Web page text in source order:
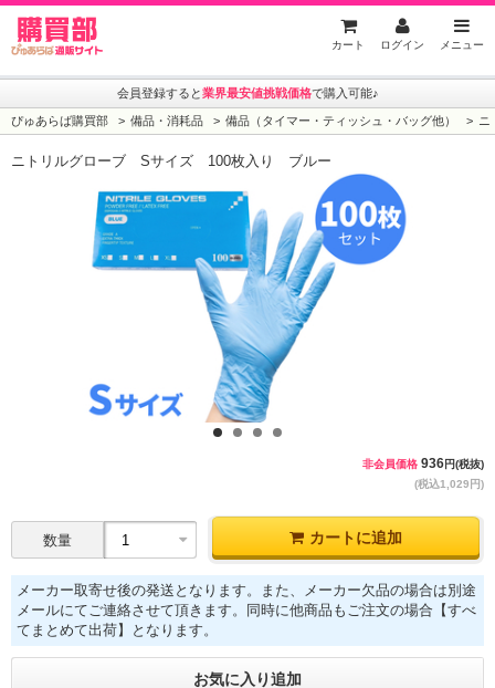
カート ログイン メニュー
会員登録すると業界最安値挑戦価格で購入可能♪
ぴゅあらば購買部 備品・消耗品 備品（タイマー・ティッシュ・バッグ他）
ニトリルグローブ Sサイズ 100枚入り ブルー
非会員価格 936円(税抜)
(税込1,029円)
数量 カートに追加
メーカー取寄せ後の発送となります。また、メーカー欠品の場合は別途
メールにてご連絡させて頂きます。同時に他商品もご注文の場合【すべ
てまとめて出荷】となります。
お気に入り追加